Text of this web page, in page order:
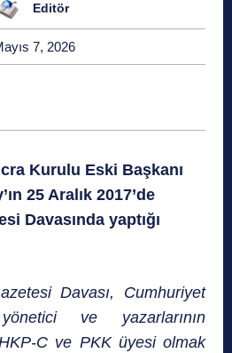
Editör
7, 2026
Kurulu Eski Başkanı
25 Aralık 2017’de
Davasında yaptığı
Davası, Cumhuriyet
ve yazarlarının
C ve PKK üyesi olmak